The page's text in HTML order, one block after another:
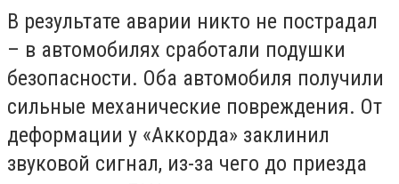
В результате аварии никто не пострадал
– в автомобилях сработали подушки
безопасности. Оба автомобиля получили
сильные механические повреждения. От
деформации у «Аккорда» заклинил
звуковой сигнал, из-за чего до приезда